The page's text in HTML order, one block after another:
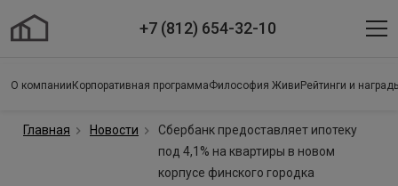
+7 (812) 654-32-10
О компании Корпоративная программаФилософия Живи Рейтинги и
Главная Новости
Сбербанк предоставляет ипотеку
под 4,1% на квартиры в новом
корпусе финского городка